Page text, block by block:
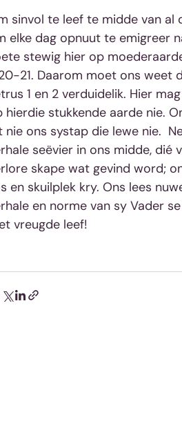
sinvol te leef te midde van al
elke dag opnuut te emigreer
stewig hier op
21. Daarom moet ons weet
1 en 2 verduidelik. Hier
hierdie stukkende aarde nie.
nie ons systap die lewe nie.
seëvier in ons midde, dié
skape wat gevind word;
en skuilplek kry. Ons lees
en norme van sy Vader
vreugde leef!